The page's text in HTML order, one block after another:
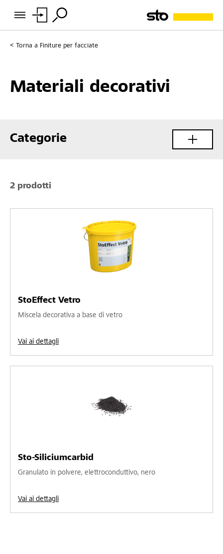
Torna a Finiture per facciate
Materiali decorativi
Categorie
2 prodotti
StoEffect Vetro
Miscela decorativa a base di vetro
Vai ai dettagli
Sto-Siliciumcarbid
Granulato in polvere, elettroconduttivo, nero
Vai ai dettagli